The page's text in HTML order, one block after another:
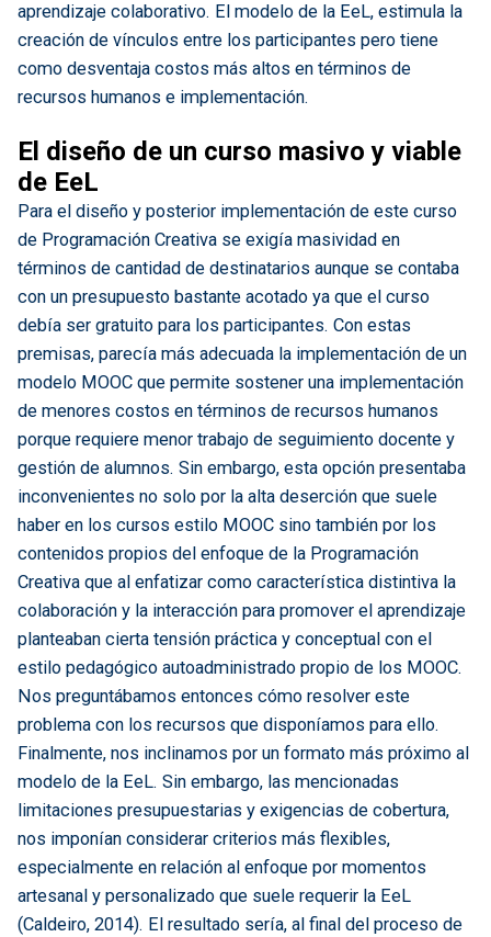
aprendizaje colaborativo. El modelo de la EeL, estimula la
creación de vínculos entre los participantes pero tiene
como desventaja costos más altos en términos de
recursos humanos e implementación.
El diseño de un curso masivo y viable
de EeL
Para el diseño y posterior implementación de este curso
de Programación Creativa se exigía masividad en
términos de cantidad de destinatarios aunque se contaba
con un presupuesto bastante acotado ya que el curso
debía ser gratuito para los participantes. Con estas
premisas, parecía más adecuada la implementación de un
modelo MOOC que permite sostener una implementación
de menores costos en términos de recursos humanos
porque requiere menor trabajo de seguimiento docente y
gestión de alumnos. Sin embargo, esta opción presentaba
inconvenientes no solo por la alta deserción que suele
haber en los cursos estilo MOOC sino también por los
contenidos propios del enfoque de la Programación
Creativa que al enfatizar como característica distintiva la
colaboración y la interacción para promover el aprendizaje
planteaban cierta tensión práctica y conceptual con el
estilo pedagógico autoadministrado propio de los MOOC.
Nos preguntábamos entonces cómo resolver este
problema con los recursos que disponíamos para ello.
Finalmente, nos inclinamos por un formato más próximo al
modelo de la EeL. Sin embargo, las mencionadas
limitaciones presupuestarias y exigencias de cobertura,
nos imponían considerar criterios más flexibles,
especialmente en relación al enfoque por momentos
artesanal y personalizado que suele requerir la EeL
(Caldeiro, 2014). El resultado sería, al final del proceso de